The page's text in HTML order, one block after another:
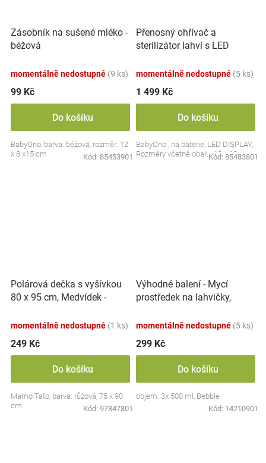
Zásobník na sušené mléko -
béžová
momentálně nedostupné (9 ks)
99 Kč
Do košíku
BabyOno, barva: béžová, rozměr: 12
x 8 x15 cm
Kód: 85453901
Přenosný ohřívač a
sterilizátor lahví s LED
momentálně nedostupné (5 ks)
1 499 Kč
Do košíku
BabyOno , na baterie, LED DISPLAY,
Rozměry včetně obalu: 19 x 13 cm.
Kód: 85483801
Polárová dečka s vyšívkou
80 x 95 cm, Medvídek -
momentálně nedostupné (1 ks)
249 Kč
Do košíku
Mamo Tato, barva: růžová, 75 x 90
cm.
Kód: 97847801
Výhodné balení - Mycí
prostředek na lahvičky,
momentálně nedostupné (5 ks)
299 Kč
Do košíku
objem: 3x 500 ml, Bebble
Kód: 14210901